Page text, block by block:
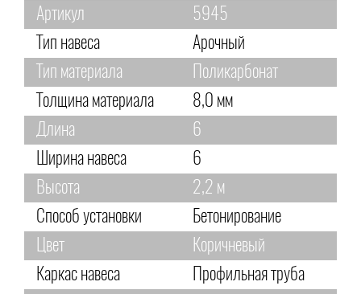
Артикул
5945
Тип навеса
Арочный
Тип материала
Поликарбонат
Толщина материала
8,0 мм
Длина
6
Ширина навеса
6
Высота
2,2 м
Способ установки
Бетонирование
Цвет
Коричневый
Каркас навеса
Профильная труба